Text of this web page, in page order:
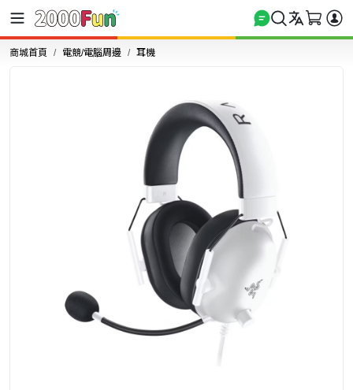
商城首頁 電競/電腦周邊 耳機